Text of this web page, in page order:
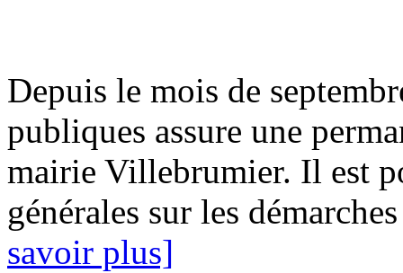
Depuis le mois de
publiques assure une
mairie Villebrumier. Il est
générales sur les
savoir plus]